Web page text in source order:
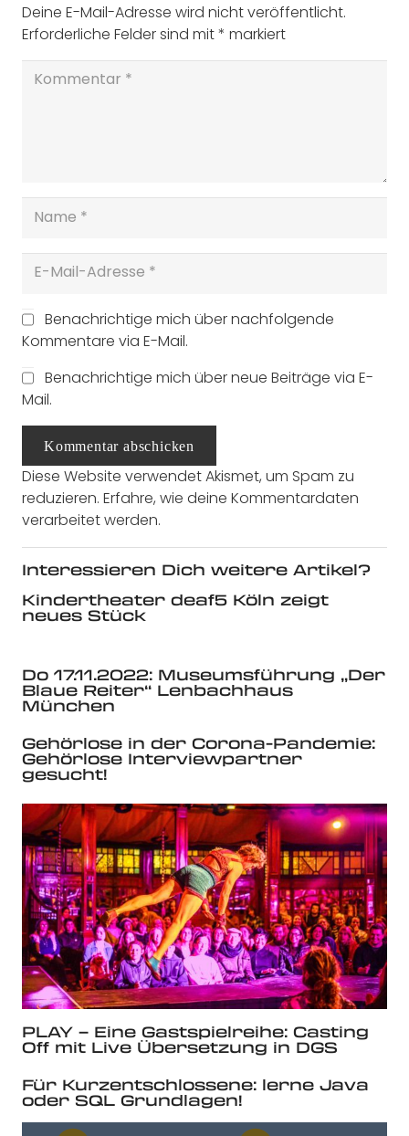
Deine E-Mail-Adresse wird nicht veröffentlicht.
Erforderliche Felder sind mit* markiert
Benachrichtige mich über nachfolgende
Kommentare via E-Mail.
Benachrichtige mich über neue Beiträge via E-
Mail.
Kommentar abschicken
Diese Website verwendet Akismet, um Spam zu
reduzieren. Erfahre, wie deine Kommentardaten
verarbeitet werden.
Interessieren Dich weitere Artikel?
Kindertheater deaf5 Köln zeigt
neues Stück
Do 17.11.2022: Museumsführung „Der
Blaue Reiter“ Lenbachhaus
München
Gehörlose in der Corona-Pandemie:
Gehörlose Interviewpartner
gesucht!
PLAY – Eine Gastspielreihe: Casting
Off mit Live Übersetzung in DGS
Für Kurzentschlossene: lerne Java
oder SQL Grundlagen!